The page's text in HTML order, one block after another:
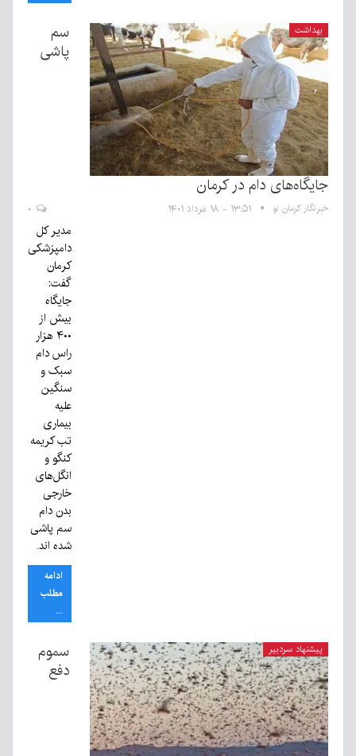
بهداشت
سم
پاشی
جایگاه‌های دام در کرمان
خبرنگار کرمان نو ۱۳:۵۱ - ۱۸ مرداد ۱۴۰۱
مدیر کل
دامپزشکی
کرمان
گفت:
جایگاه
بیش از
۴۰۰ هزار
راس دام
سبک و
سنگین
علیه
بیماری
تب کریمه
کنگو و
انگل‌های
خارجی
بدن دام
سم پاشی
شده اند.
ادامه
مطلب
...
پیشنهاد سردبیر
سموم
دفع